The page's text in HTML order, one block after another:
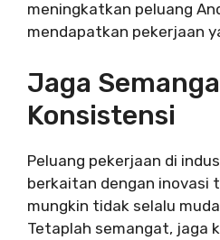
meningkatkan peluang
mendapatkan pekerjaan
Jaga
Konsistensi
Peluang pekerjaan di
berkaitan dengan inovasi
mungkin tidak selalu
Tetaplah semangat, jaga